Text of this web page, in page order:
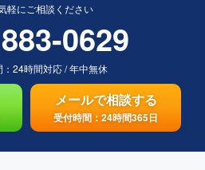
軽にご相談ください
0629
24時間対応/年中無休
メールで相談する
受付時間：24時間365日